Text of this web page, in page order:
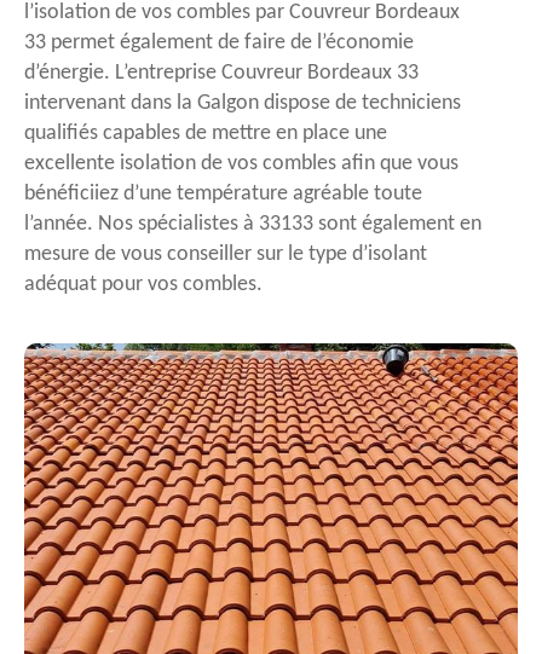
l’isolation de vos combles par Couvreur Bordeaux
33 permet également de faire de l’économie
d’énergie. L’entreprise Couvreur Bordeaux 33
intervenant dans la Galgon dispose de techniciens
qualifiés capables de mettre en place une
excellente isolation de vos combles afin que vous
bénéficiiez d’une température agréable toute
l’année. Nos spécialistes à 33133 sont également en
mesure de vous conseiller sur le type d’isolant
adéquat pour vos combles.